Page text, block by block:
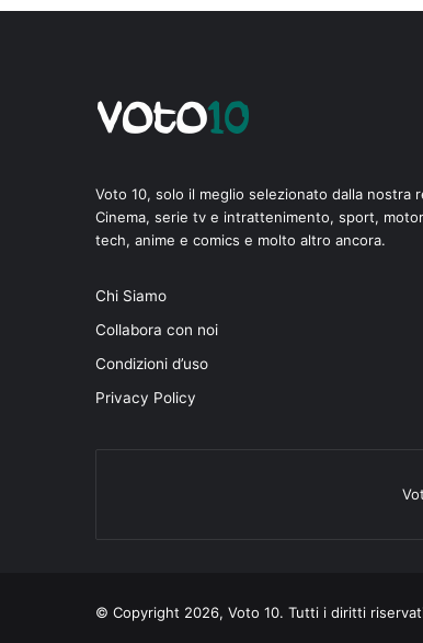
Voto 10, solo il meglio selezionato dalla nostra
Cinema, serie tv e intrattenimento, sport,
tech, anime e comics e molto altro ancora.
Chi Siamo
Collabora con noi
Condizioni d’uso
Privacy Policy
© Copyright 2026, Voto 10. Tutti i diritti